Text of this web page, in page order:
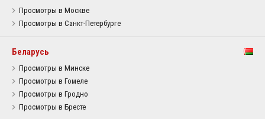
Просмотры в Москве
Просмотры в Санкт-Петербурге
Беларусь
Просмотры в Минске
Просмотры в Гомеле
Просмотры в Гродно
Просмотры в Бресте